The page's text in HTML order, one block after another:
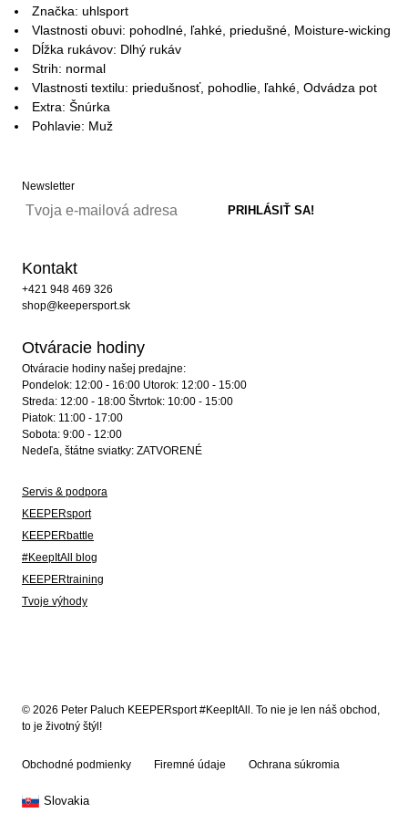
Značka: uhlsport
Vlastnosti obuvi: pohodlné, ľahké, priedušné, Moisture-wicking
Dĺžka rukávov: Dlhý rukáv
Strih: normal
Vlastnosti textilu: priedušnosť, pohodlie, ľahké, Odvádza pot
Extra: Šnúrka
Pohlavie: Muž
Newsletter
Kontakt
+421 948 469 326
shop@keepersport.sk
Otváracie hodiny
Otváracie hodiny našej predajne:
Pondelok: 12:00 - 16:00 Utorok: 12:00 - 15:00
Streda: 12:00 - 18:00 Štvrtok: 10:00 - 15:00
Piatok: 11:00 - 17:00
Sobota: 9:00 - 12:00
Nedeľa, štátne sviatky: ZATVORENÉ
Servis & podpora
KEEPERsport
KEEPERbattle
#KeepItAll blog
KEEPERtraining
Tvoje výhody
© 2026 Peter Paluch KEEPERsport #KeepItAll. To nie je len náš obchod,
to je životný štýl!
Obchodné podmienky Firemné údaje Ochrana súkromia
Slovakia